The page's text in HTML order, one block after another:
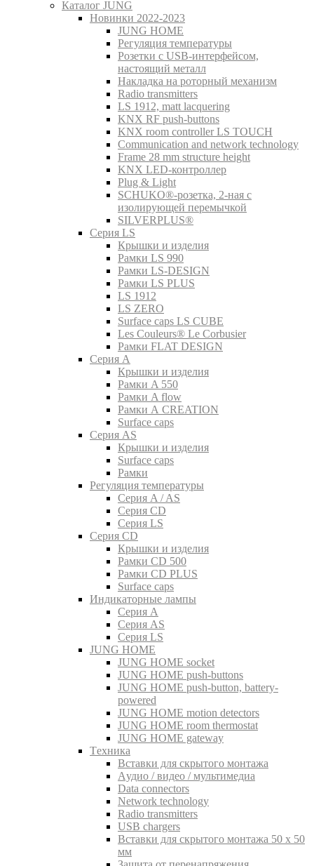
Каталог JUNG
Новинки 2022-2023
JUNG HOME
Регуляция температуры
Розетки с USB-интерфейсом,
настоящий металл
Накладка на роторный механизм
Radio transmitters
LS 1912, matt lacquering
KNX RF push-buttons
KNX room controller LS TOUCH
Communication and network technology
Frame 28 mm structure height
KNX LED-контроллер
Plug & Light
SCHUKO®-розетка, 2-ная с
изолирующей перемычкой
SILVERPLUS®
Серия LS
Крышки и изделия
Рамки LS 990
Рамки LS-DESIGN
Рамки LS PLUS
LS 1912
LS ZERO
Surface caps LS CUBE
Les Couleurs® Le Corbusier
Рамки FLAT DESIGN
Серия A
Крышки и изделия
Рамки A 550
Рамки A flow
Рамки A CREATION
Surface caps
Серия AS
Крышки и изделия
Surface caps
Рамки
Регуляция температуры
Серия A / AS
Серия CD
Серия LS
Серия CD
Крышки и изделия
Рамки CD 500
Рамки CD PLUS
Surface caps
Индикаторные лампы
Серия A
Серия AS
Серия LS
JUNG HOME
JUNG HOME socket
JUNG HOME push-buttons
JUNG HOME push-button, battery-
powered
JUNG HOME motion detectors
JUNG HOME room thermostat
JUNG HOME gateway
Tехника
Вставки для скрытого монтажа
Aудио / видео / мультимедиа
Data connectors
Network technology
Radio transmitters
USB chargers
Вставки для скрытого монтажа 50 x 50
мм